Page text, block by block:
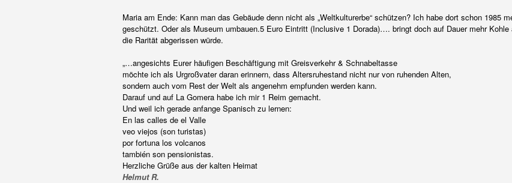
Maria am Ende: Kann man das Gebäude denn nicht als „Weltkulturerbe“ schützen? Ich habe dort schon 1985
geschützt. Oder als Museum umbauen.5 Euro Eintritt (Inclusive 1 Dorada)…. bringt doch auf Dauer mehr
die Rarität abgerissen würde.
„…angesichts Eurer häufigen Beschäftigung mit Greisverkehr & Schnabeltasse
möchte ich als Urgroßvater daran erinnern, dass Altersruhestand nicht nur von ruhenden Alten,
sondern auch vom Rest der Welt als angenehm empfunden werden kann.
Darauf und auf La Gomera habe ich mir 1 Reim gemacht.
Und weil ich gerade anfange Spanisch zu lernen:
En las calles de el Valle
veo viejos (son turistas)
por fortuna los volcanos
también son pensionistas.
Herzliche Grüße aus der kalten Heimat
Helmut R.